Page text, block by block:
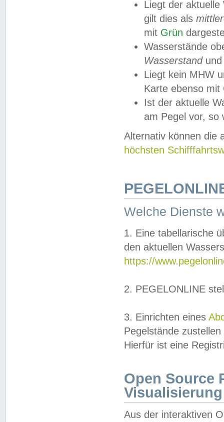
Liegt der
gilt dies als
mit Grün
Wasserstände
Wasserstandund
Liegt kein MHW
Karte ebenso mit
Ist der aktuelle
am Pegel vor,
Alternativ können die
höchsten
Welche Dienste
1. Eine tabellarische
den aktuellen
https://
2. PEGELONLINE
3. Einrichten eines
Pegelstände
Hierfür ist eine
Open Source
Visualisierung
Aus der interaktiven